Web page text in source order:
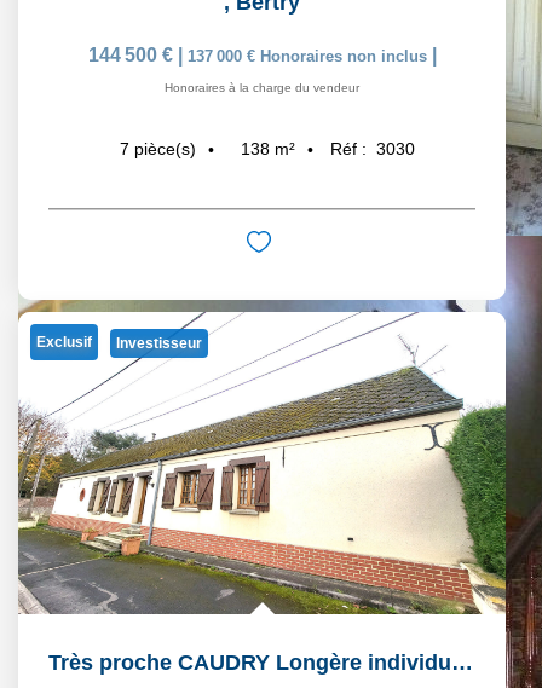
144 500 € 137 000 € Honoraires non inclus
Honoraires à la charge du vendeur
7 pièce(s) 138 m² Réf : 3030
Exclusif Investisseur
Très proche CAUDRY Longère individuelle louée